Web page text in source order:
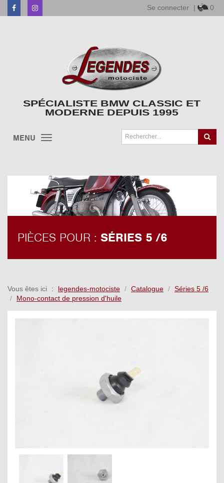
FacebookInstagram Se connecter | 0
SPÉCIALISTE BMW CLASSIC ET
MODERNE DEPUIS 1995
MENU
PIÈCES POUR : SÉRIES 5 /6
Vous êtes ici legendes-motociste Catalogue
Séries 5 /6
Mono-contact de pression d'huile